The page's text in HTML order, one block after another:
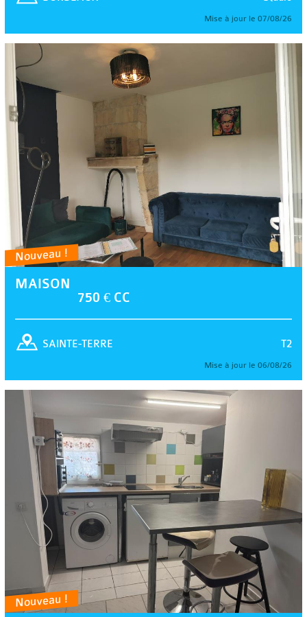
Mise à jour le 07/08/26
Nouveau !
MAISON
750 € CC
T2
SAINTE-TERRE
Mise à jour le 06/08/26
Nouveau !